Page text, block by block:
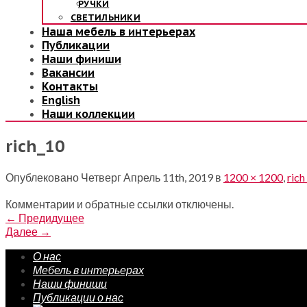
РУЧКИ
СВЕТИЛЬНИКИ
Наша мебель в интерьерах
Публикации
Наши финиши
Вакансии
Контакты
English
Наши коллекции
rich_10
Опублековано Четверг Апрель 11th, 2019 в 1200 × 1200,
Комментарии и обратные ссылки отключены.
← Предидущее
Далее →
О нас
Мебель в интерьерах
Наши финиши
Публикации о нас